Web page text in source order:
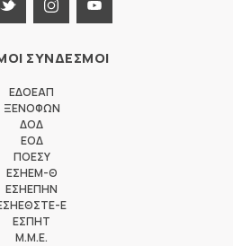
ΣΥΝΔΕΣΜΟΙ
ΕΔΟΕΑΠ
ΞΕΝΟΦΩΝ
ΔΟΔ
ΕΟΔ
ΠΟΕΣΥ
ΕΣΗΕΜ-Θ
ΕΣΗΕΠΗΝ
Ε
ΕΣΠΗΤ
M.M.E.